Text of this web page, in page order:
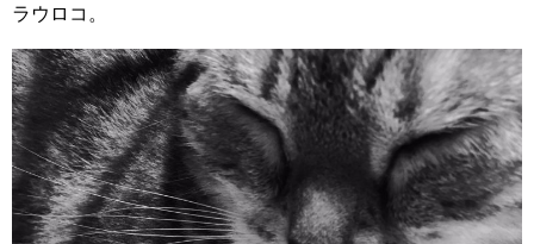
ラウロコ。